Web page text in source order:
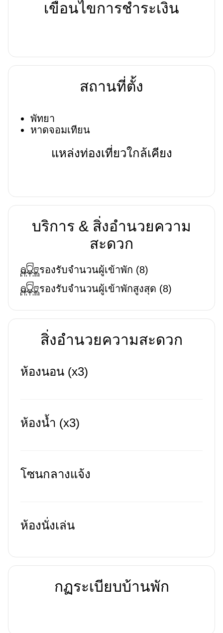
เขื่อนไขการชำระเงิน
สถานที่ตั้ง
พัทยา
หาดจอมเทียน
แหล่งท่องเที่ยวใกล้เคียง
บริการ & สิ่งอำนวยความ
สะดวก
รองรับจำนวนผู้เข้าพัก (8)
รองรับจำนวนผู้เข้าพักสูงสุด (8)
สิ่งอำนวยความสะดวก
ห้องนอน (x3)
ห้องน้ำ (x3)
โซนกลางแจ้ง
ห้องนั่งเล่น
กฏระเบียบบ้านพัก